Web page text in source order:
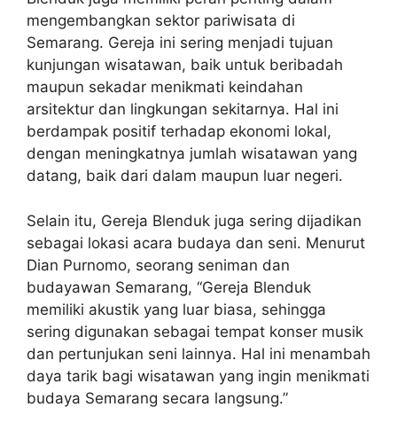
mengembangkan sektor pariwisata di
Semarang. Gereja ini sering menjadi tujuan
kunjungan wisatawan, baik untuk beribadah
maupun sekadar menikmati keindahan
arsitektur dan lingkungan sekitarnya. Hal ini
berdampak positif terhadap ekonomi lokal,
dengan meningkatnya jumlah wisatawan yang
datang, baik dari dalam maupun luar negeri.
Selain itu, Gereja Blenduk juga sering dijadikan
sebagai lokasi acara budaya dan seni. Menurut
Dian Purnomo, seorang seniman dan
budayawan Semarang, “Gereja Blenduk
memiliki akustik yang luar biasa, sehingga
sering digunakan sebagai tempat konser musik
dan pertunjukan seni lainnya. Hal ini menambah
daya tarik bagi wisatawan yang ingin menikmati
budaya Semarang secara langsung.”